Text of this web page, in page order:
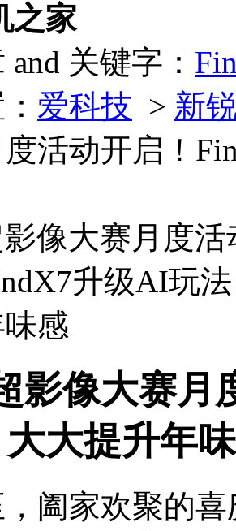
之家
关键字：
爱科技 > 新
活动开启！
影像大赛月
大提升年
阖家欢聚的